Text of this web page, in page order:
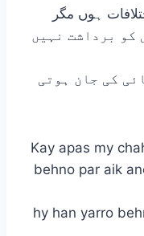
ہوں مگر
کو برداشت نہیں
کی جان ہوتی
Kay apas my
behno par aik
hy han yarro